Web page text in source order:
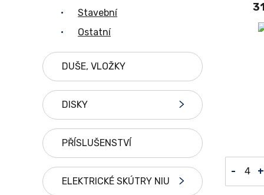
- +
Stavební
Ostatní
DUŠE, VLOŽKY
DISKY
PŘÍSLUŠENSTVÍ
ELEKTRICKÉ SKÚTRY NIU